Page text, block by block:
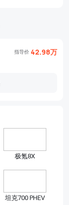
指导价 42.98万
极氪8X
坦克700 PHEV